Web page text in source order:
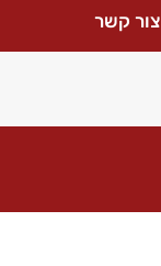
צור קשר